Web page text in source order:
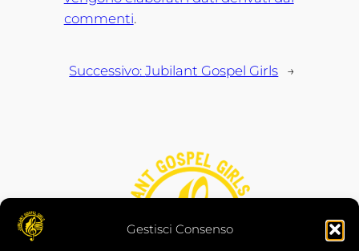
Gestisci Consenso
commenti.
Successivo:Jubilant Gospel Girls →